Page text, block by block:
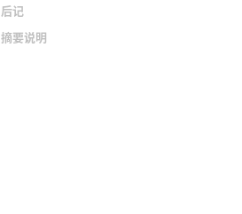
后记
摘要说明